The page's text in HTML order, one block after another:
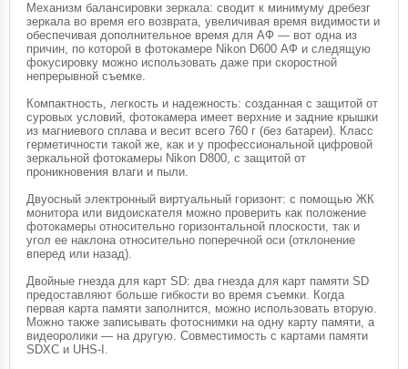
Механизм балансировки зеркала: сводит к минимуму дребезг
зеркала во время его возврата, увеличивая время видимости и
обеспечивая дополнительное время для АФ — вот одна из
причин, по которой в фотокамере Nikon D600 АФ и следящую
фокусировку можно использовать даже при скоростной
непрерывной съемке.
Компактность, легкость и надежность: созданная с защитой от
суровых условий, фотокамера имеет верхние и задние крышки
из магниевого сплава и весит всего 760 г (без батареи). Класс
герметичности такой же, как и у профессиональной цифровой
зеркальной фотокамеры Nikon D800, с защитой от
проникновения влаги и пыли.
Двуосный электронный виртуальный горизонт: с помощью ЖК
монитора или видоискателя можно проверить как положение
фотокамеры относительно горизонтальной плоскости, так и
угол ее наклона относительно поперечной оси (отклонение
вперед или назад).
Двойные гнезда для карт SD: два гнезда для карт памяти SD
предоставляют больше гибкости во время съемки. Когда
первая карта памяти заполнится, можно использовать вторую.
Можно также записывать фотоснимки на одну карту памяти, а
видеоролики — на другую. Совместимость с картами памяти
SDXC и UHS-I.